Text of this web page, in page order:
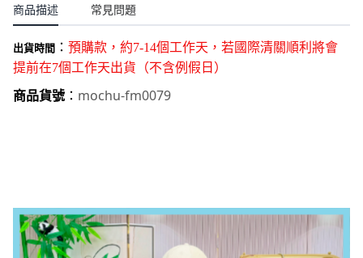
商品描述 常見問題
出貨時間 ： 預購款，約7-14個工作天，若國際清關順利將會
提前在7個工作天出貨（不含例假日）
商品貨號： mochu-fm0079